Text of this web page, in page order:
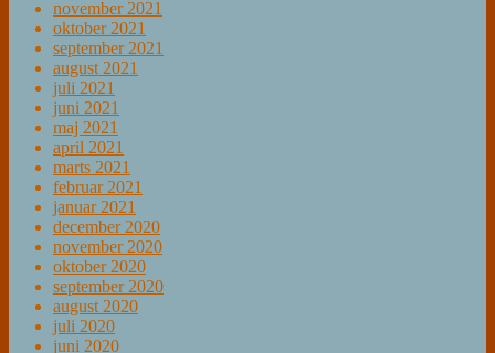
november 2021
oktober 2021
september 2021
august 2021
juli 2021
juni 2021
maj 2021
april 2021
marts 2021
februar 2021
januar 2021
december 2020
november 2020
oktober 2020
september 2020
august 2020
juli 2020
juni 2020